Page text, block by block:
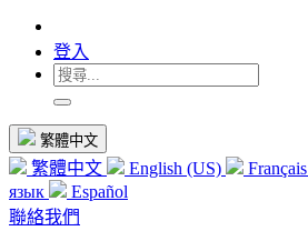
登入
繁體中文
繁體中文 English (US) Français
язык
Español
聯絡我們